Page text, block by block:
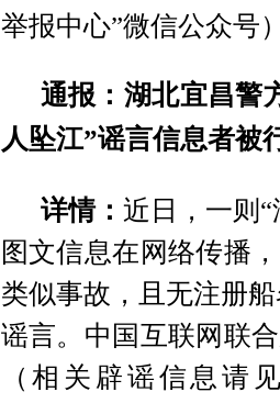
举报中心”微信公众号
通报：湖北宜昌警
人坠江”谣言信息者被
详情： 近日，一则
图文信息在网络传播
类似事故，且无注册
谣言。中国互联网联
（相关辟谣信息请